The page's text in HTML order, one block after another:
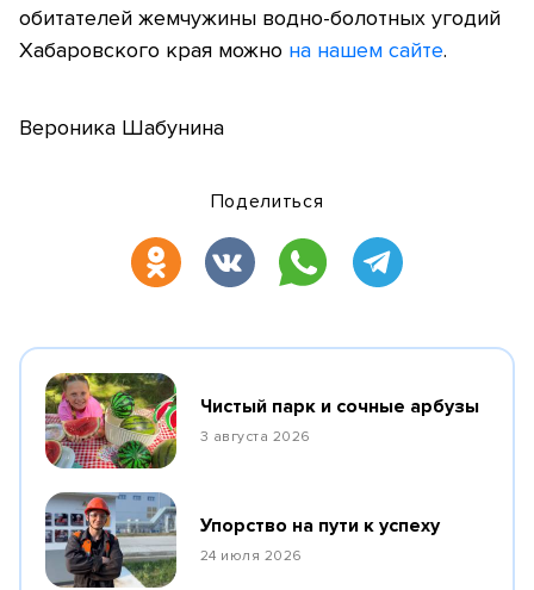
обитателей жемчужины водно-болотных угодий
Хабаровского края можно на нашем сайте.
Вероника Шабунина
Поделиться
Чистый парк и сочные арбузы
3 августа 2026
Упорство на пути к успеху
24 июля 2026